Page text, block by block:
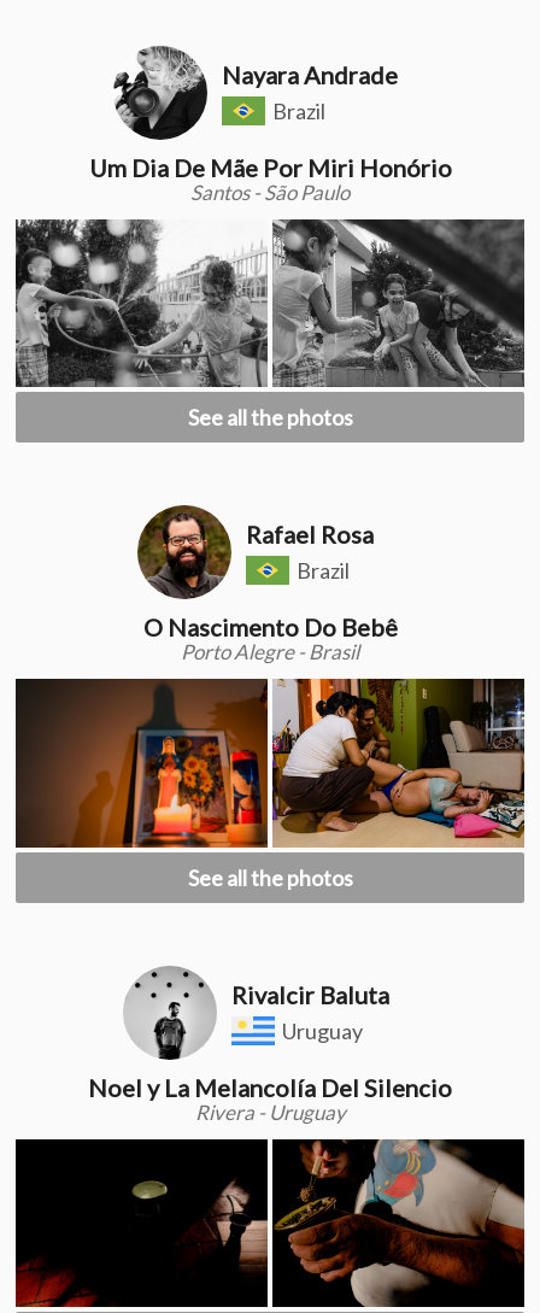
Nayara Andrade
Brazil
Um Dia De Mãe Por Miri Honório
Santos - São Paulo
See all the photos
Rafael Rosa
Brazil
O Nascimento Do Bebê
Porto Alegre - Brasil
See all the photos
Rivalcir Baluta
Uruguay
Noel y La Melancolía Del Silencio
Rivera - Uruguay